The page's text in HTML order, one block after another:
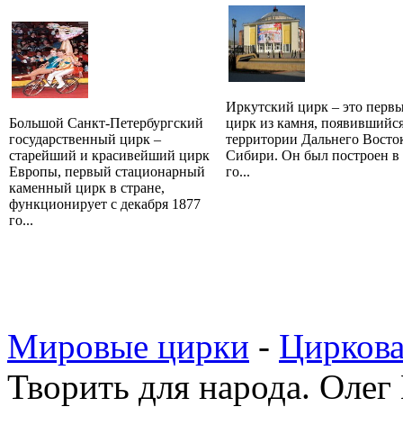
Большой Санкт-Петербургский
государственный цирк –
старейший и красивейший цирк
Европы, первый стационарный
каменный цирк в стране,
функционирует с декабря 1877
го...
Иркутский цирк – это
цирк из камня,
территории Дальнего
Сибири. Он был построен в
го...
Мировые цирки -
Творить для народа.